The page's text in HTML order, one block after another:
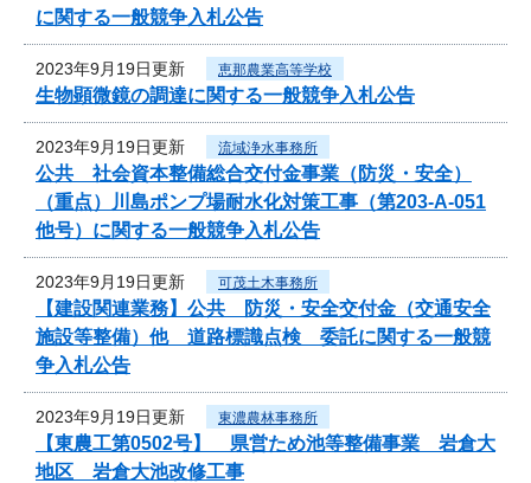
に関する一般競争入札公告
2023年9月19日更新 恵那農業高等学校
生物顕微鏡の調達に関する一般競争入札公告
2023年9月19日更新 流域浄水事務所
公共 社会資本整備総合交付金事業（防災・安全）
（重点）川島ポンプ場耐水化対策工事（第203-A-051
他号）に関する一般競争入札公告
2023年9月19日更新 可茂土木事務所
【建設関連業務】公共 防災・安全交付金（交通安全
施設等整備）他 道路標識点検 委託に関する一般競
争入札公告
2023年9月19日更新 東濃農林事務所
【東農工第0502号】 県営ため池等整備事業 岩倉大
地区 岩倉大池改修工事